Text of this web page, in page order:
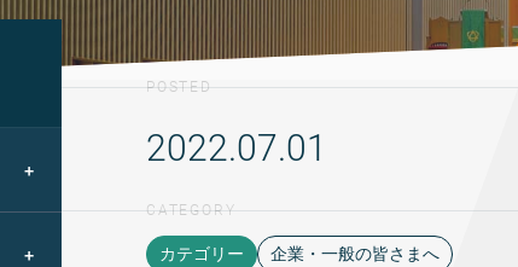
POSTED
2022.07.01
CATEGORY
カテゴリー 企業・一般の皆さまへ